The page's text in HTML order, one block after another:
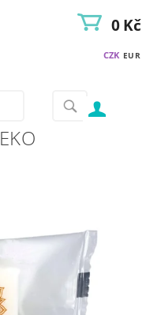
CZK EUR
0 Kč